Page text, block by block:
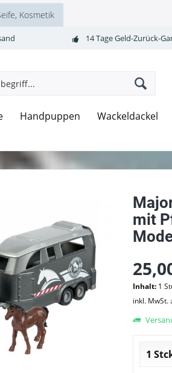
Kosmetik
14 Tage Geld-Zurück-
Handpuppen Wackeldackel
mit
Inhalt: 1
inkl. MwSt.